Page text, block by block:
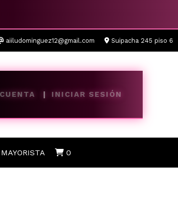
aiiludominguez12@gmail.com Suipacha 245 piso 6
INICIAR SESIÓN
0